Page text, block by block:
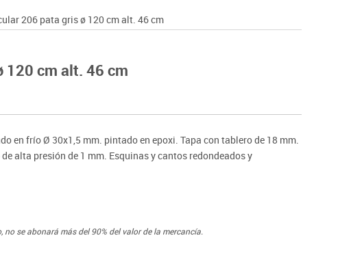
alternativos
y pelotas
Gimnasio
Protección deportiva
Deportes raqueta
Gimnasia rítmica
206 pata gris ø 120 cm alt. 46 cm
120 cm alt. 46 cm
en frío Ø 30x1,5 mm. pintado en epoxi. Tapa con tablero de 18 mm.
alta presión de 1 mm. Esquinas y cantos redondeados y
se abonará más del 90% del valor de la mercancía.